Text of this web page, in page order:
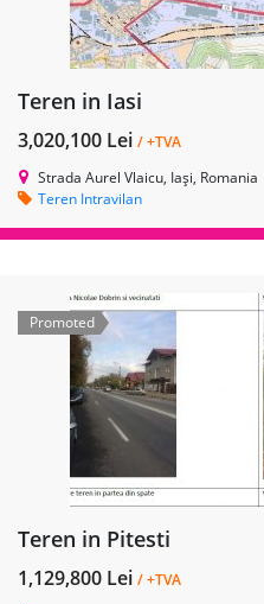
Teren in Iasi
3,020,100 Lei / +TVA
Strada Aurel Vlaicu, Iași, Romania
Teren Intravilan
Promoted
Teren in Pitesti
1,129,800 Lei / +TVA